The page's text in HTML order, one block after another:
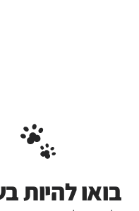
בואו להיות